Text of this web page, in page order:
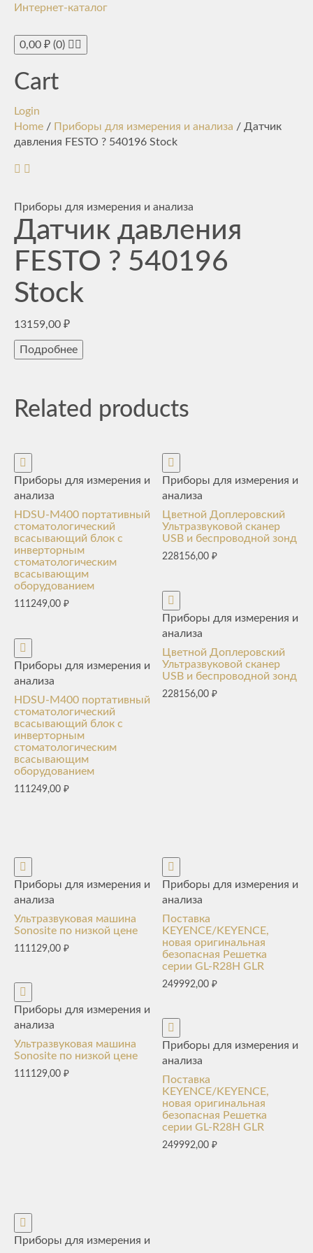
Интернет-каталог
0,00 ₽ (0)
Cart
Login
Home / Приборы для измерения и анализа / Датчик
давления FESTO ? 540196 Stock
Приборы для измерения и анализа
Датчик давления
FESTO ? 540196
Stock
13159,00 ₽
Подробнее
Related products
Приборы для измерения и
анализа
HDSU-M400 портативный
стоматологический
всасывающий блок с
инверторным
стоматологическим
всасывающим
оборудованием
111249,00 ₽
Приборы для измерения и
анализа
HDSU-M400 портативный
стоматологический
всасывающий блок с
инверторным
стоматологическим
всасывающим
оборудованием
111249,00 ₽
Приборы для измерения и
анализа
Цветной Доплеровский
Ультразвуковой сканер
USB и беспроводной зонд
228156,00₽
Приборы для измерения и
анализа
Цветной Доплеровский
Ультразвуковой сканер
USB и беспроводной зонд
228156,00₽
Приборы для измерения и
анализа
Ультразвуковая машина
Sonosite по низкой цене
111129,00 ₽
Приборы для измерения и
анализа
Ультразвуковая машина
Sonosite по низкой цене
111129,00 ₽
Приборы для измерения и
анализа
Поставка
KEYENCE/KEYENCE,
новая оригинальная
безопасная Решетка
серии GL-R28H GLR
249992,00₽
Приборы для измерения и
анализа
Поставка
KEYENCE/KEYENCE,
новая оригинальная
безопасная Решетка
серии GL-R28H GLR
249992,00₽
Приборы для измерения и